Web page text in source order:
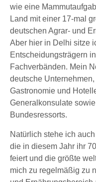
wie eine
Land mit einer 17-mal
deutschen Agrar- und
Aber hier in Delhi sitze
Entscheidungsträgern
Fachverbänden. Mein
deutsche
Gastronomie und
Generalkonsulate
Bundesressorts.
Natürlich stehe ich
die in diesem Jahr ihr
feiert und die größte
mich zu regelmäßig zu